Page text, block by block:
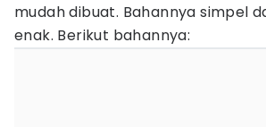
mudah dibuat. Bahannya simpel
enak. Berikut bahannya: